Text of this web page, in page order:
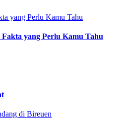
yang Perlu Kamu Tahu